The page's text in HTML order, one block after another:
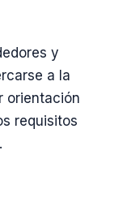
y
a la
orientación
requisitos